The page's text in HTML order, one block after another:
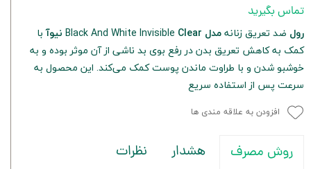
تماس بگیرید
رول ضد تعریق زنانهمدل Clear نیوآ
با
کمک به کاهش تعریق بدن در رفع بوی بد ناشی از آن موثر بوده و به
خوشبو شدن و با طراوت ماندن پوست کمک می‌کند. این محصول به
سرعت پس از استفاده سریع
افزودن به علاقه مندی ها
روش مصرف هشدار نظرات